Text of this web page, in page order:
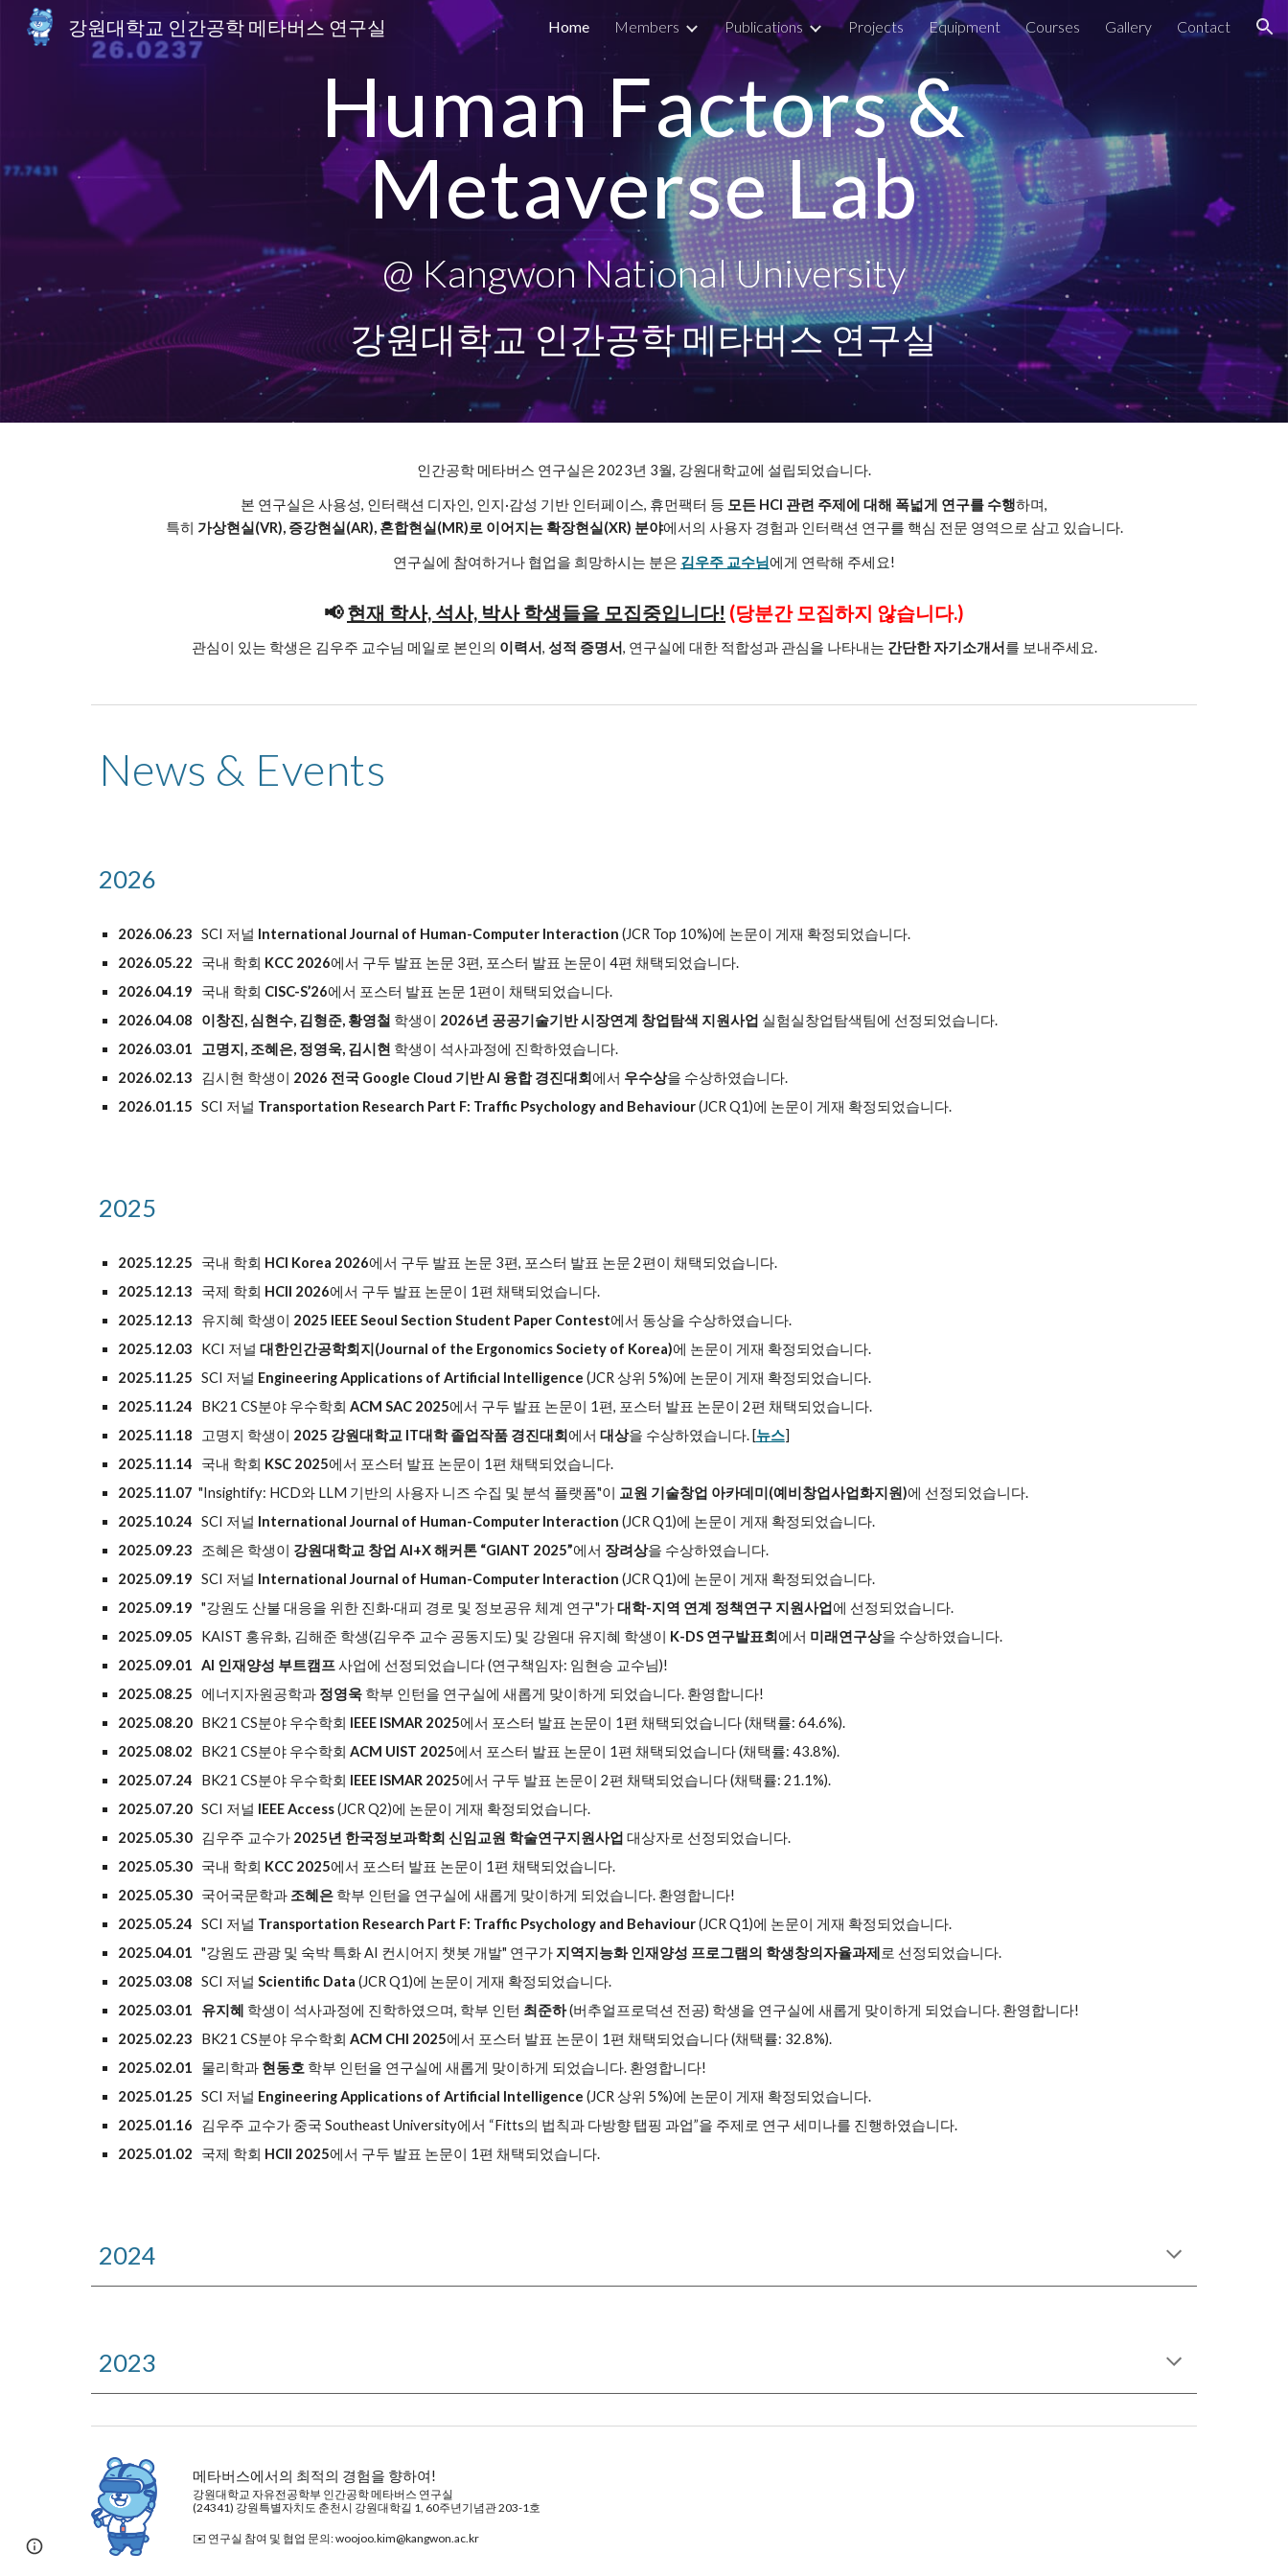
Skip to main content Skip to navigation
강원대학교 인간공학 메타버스 연구실 Home Members Publications Projects Equipment Courses Gallery Contact
Human Factors &
Metaverse Lab
@ Kangwon National University
강원대학교 인간공학 메타버스 연구실
인간공학 메타버스 연구실은 2023년 3월, 강원대학교에 설립되었습니다.
본 연구실은 사용성, 인터랙션 디자인, 인지·감성 기반 인터페이스, 휴먼팩터 등 모든 HCI 관련 주제에 대해 폭넓게 연구를 수행하며,
특히 가상현실(VR), 증강현실(AR), 혼합현실(MR)로 이어지는 확장현실(XR) 분야에서의 사용자 경험과 인터랙션 연구를 핵심 전문 영역으로 삼고 있습니다.
연구실에 참여하거나 협업을 희망하시는 분은 김우주 교수님에게 연락해 주세요!
📢현재 학사, 석사, 박사 학생들을 모집중입니다! (당분간 모집하지 않습니다.)
관심이 있는 학생은 김우주 교수님 메일로 본인의 이력서, 성적 증명서, 연구실에 대한 적합성과 관심을 나타내는 간단한 자기소개서를 보내주세요.
News & Events
2026
2026.06.23 SCI 저널 International Journal of Human-Computer Interaction (JCR Top 10%)에 논문이 게재 확정되었습니다.
2026.05.22 국내 학회 KCC 2026에서 구두 발표 논문 3편, 포스터 발표 논문이 4편 채택되었습니다.
2026.04.19 국내 학회 CISC-S’26에서 포스터 발표 논문 1편이 채택되었습니다.
2026.04.08 이창진, 심현수, 김형준, 황영철 학생이 2026년 공공기술기반 시장연계 창업탐색 지원사업 실험실창업탐색팀에 선정되었습니다.
2026.03.01 고명지, 조혜은, 정영욱, 김시현 학생이 석사과정에 진학하였습니다.
2026.02.13 김시현 학생이 2026 전국 Google Cloud 기반 AI 융합 경진대회에서 우수상을 수상하였습니다.
2026.01.15 SCI 저널 Transportation Research Part F: Traffic Psychology and Behaviour(JCR Q1)에 논문이 게재 확정되었습니다.
2025
2025.12.25 국내 학회 HCI Korea 2026에서 구두 발표 논문 3편, 포스터 발표 논문 2편이 채택되었습니다.
2025.12.13 국제 학회 HCII 2026에서 구두 발표 논문이 1편 채택되었습니다.
2025.12.13 유지혜 학생이 2025 IEEE Seoul Section Student Paper Contest에서 동상을 수상하였습니다.
2025.12.03
KCI 저널 대한인간공학회지(Journal of the Ergonomics Society of Korea)에 논문이 게재 확정되었습니다.
2025.11.25 SCI 저널 Engineering Applications of Artificial Intelligence (JCR 상위 5%)에 논문이 게재 확정되었습니다.
2025.11.24 BK21 CS분야 우수학회 ACM SAC 2025에서 구두 발표 논문이 1편, 포스터 발표 논문이 2편 채택되었습니다.
2025.11.18
고명지 학생이 2025 강원대학교 IT대학 졸업작품 경진대회에서 대상을 수상하였습니다. [뉴스]
2025.11.14 국내 학회 KSC 2025에서 포스터 발표 논문이 1편 채택되었습니다.
2025.11.07 "Insightify: HCD와 LLM 기반의 사용자 니즈 수집 및 분석 플랫폼"이 교원 기술창업 아카데미(예비창업사업화지원)에 선정되었습니다.
2025.10.24 SCI 저널 International Journal of Human-Computer Interaction (JCR Q1)에 논문이 게재 확정되었습니다.
2025.09.23 조혜은 학생이 강원대학교 창업 AI+X 해커톤 “GIANT 2025”에서 장려상을 수상하였습니다.
2025.09.19 SCI 저널 International Journal of Human-Computer Interaction (JCR Q1)에 논문이 게재 확정되었습니다.
2025.09.19 "강원도 산불 대응을 위한 진화·대피 경로 및 정보공유 체계 연구"가대학-지역 연계 정책연구 지원사업에 선정되었습니다.
2025.09.05 KAIST 홍유화, 김해준 학생(김우주 교수 공동지도) 및 강원대 유지혜 학생이 K-DS 연구발표회에서 미래연구상을 수상하였습니다.
2025.09.01 AI 인재양성 부트캠프사업에 선정되었습니다 (연구책임자: 임현승 교수님)!
2025.08.25 에너지자원공학과 정영욱학부 인턴을 연구실에 새롭게 맞이하게 되었습니다. 환영합니다!
2025.08.20 BK21 CS분야 우수학회 IEEE ISMAR 2025에서 포스터 발표 논문이 1편 채택되었습니다 (채택률: 64.6%).
2025.08.02 BK21 CS분야 우수학회 ACM UIST 2025에서 포스터 발표 논문이 1편 채택되었습니다 (채택률: 43.8%).
2025.07.24
BK21 CS분야 우수학회 IEEE ISMAR 2025에서 구두 발표 논문이 2편 채택되었습니다 (채택률: 21.1%).
2025.07.20 SCI 저널 IEEE Access(JCR Q2)에 논문이 게재 확정되었습니다.
2025.05.30 김우주 교수가 2025년 한국정보과학회 신임교원 학술연구지원사업 대상자로 선정되었습니다.
2025.05.30 국내 학회 KCC 2025에서 포스터 발표 논문이 1편 채택되었습니다.
2025.05.30 국어국문학과 조혜은학부 인턴을 연구실에 새롭게 맞이하게 되었습니다. 환영합니다!
2025.05.24 SCI 저널 Transportation Research Part F: Traffic Psychology and Behaviour(JCR Q1)에 논문이 게재 확정되었습니다.
2025.04.01 "강원도 관광 및 숙박 특화 AI 컨시어지 챗봇 개발" 연구가 지역지능화 인재양성 프로그램의 학생창의자율과제 로 선정되었습니다.
2025.03.08 SCI 저널 Scientific Data (JCR Q1)에 논문이 게재 확정되었습니다.
2025.03.01 유지혜 학생이 석사과정에 진학하였으며, 학부 인턴 최준하(버추얼프로덕션 전공) 학생을 연구실에 새롭게 맞이하게 되었습니다. 환영합니다!
2025.02.23 BK21 CS분야 우수학회 ACM CHI 2025에서 포스터 발표 논문이 1편 채택되었습니다 (채택률: 32.8%).
2025.02.01 물리학과 현동호 학부 인턴을 연구실에 새롭게 맞이하게 되었습니다. 환영합니다!
2025.01.25 SCI 저널 Engineering Applications of Artificial Intelligence (JCR 상위 5%)에 논문이 게재 확정되었습니다.
2025.01.16 김우주 교수가 중국 Southeast University에서 “Fitts의 법칙과 다방향 탭핑 과업”을 주제로 연구 세미나를 진행하였습니다.
2025.01.02 국제 학회 HCII 2025에서 구두 발표 논문이 1편 채택되었습니다.
2024
2023
메타버스에서의 최적의 경험을 향하여!
강원대학교 자유전공학부 인간공학 메타버스 연구실
(24341) 강원특별자치도 춘천시 강원대학길 1, 60주년기념관 203-1호
✉️ 연구실 참여 및 협업 문의: woojoo.kim@kangwon.ac.kr
Google Sites Report abuse